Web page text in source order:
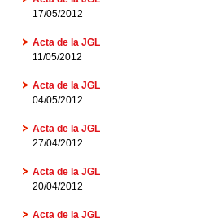
17/05/2012
Acta de la JGL
11/05/2012
Acta de la JGL
04/05/2012
Acta de la JGL
27/04/2012
Acta de la JGL
20/04/2012
Acta de la JGL